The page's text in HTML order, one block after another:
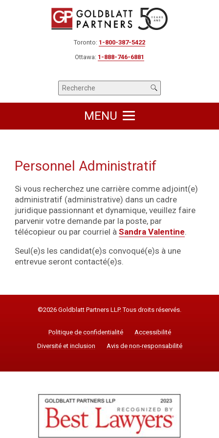
Toronto: 1-800-387-5422
Ottawa: 1-888-746-6881
MENU
Personnel Administratif
Si vous recherchez une carrière comme adjoint(e)
administratif (administrative) dans un cadre
juridique passionnant et dynamique, veuillez faire
parvenir votre demande par la poste, par
télécopieur ou par courriel à Sandra Valentine.
Seul(e)s les candidat(e)s convoqué(e)s à une
entrevue seront contacté(e)s.
©2026 Goldblatt Partners LLP. Tous droits réservés.
Politique de confidentialité
Accessibilité
Diversité et inclusion
Avis de non-responsabilité